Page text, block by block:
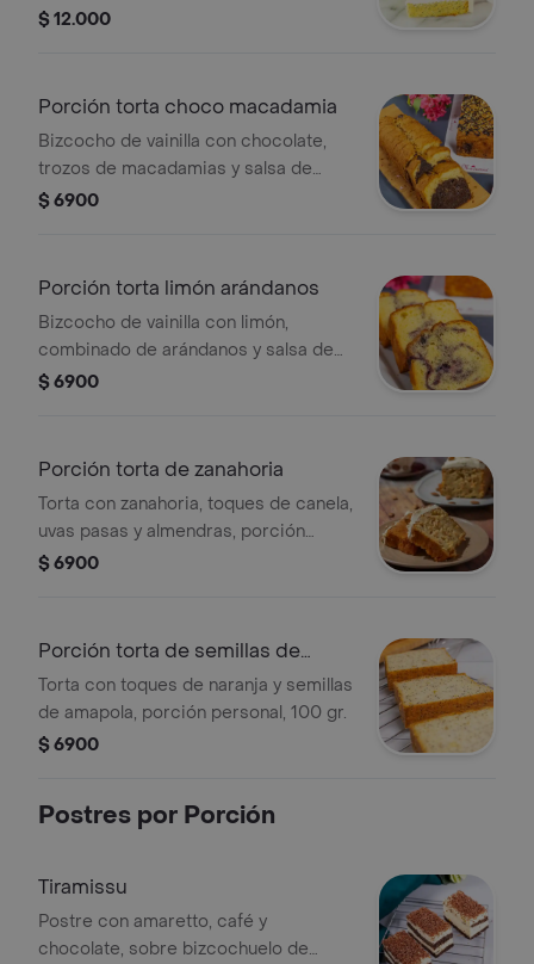
crema de frutos amarillos y crema
$ 12.000
Porción torta choco macadamia
Bizcocho de vainilla con chocolate,
trozos de macadamias y salsa de
chocolate, porción personal, 100 gr.
$ 6900
Porción torta limón arándanos
Bizcocho de vainilla con limón,
combinado de arándanos y salsa de
arándanos, porción personal, 100 gr.
$ 6900
Porción torta de zanahoria
Torta con zanahoria, toques de canela,
uvas pasas y almendras, porción
personal, 100 gr.
$ 6900
Porción torta de semillas de
amapola
Torta con toques de naranja y semillas
de amapola, porción personal, 100 gr.
$ 6900
Postres por Porción
Tiramissu
Postre con amaretto, café y
chocolate, sobre bizcochuelo de